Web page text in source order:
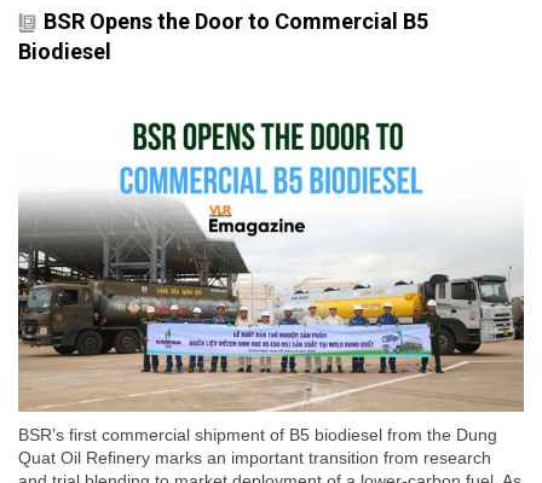
BSR Opens the Door to Commercial B5
Biodiesel
BSR’s first commercial shipment of B5 biodiesel from the Dung
Quat Oil Refinery marks an important transition from research